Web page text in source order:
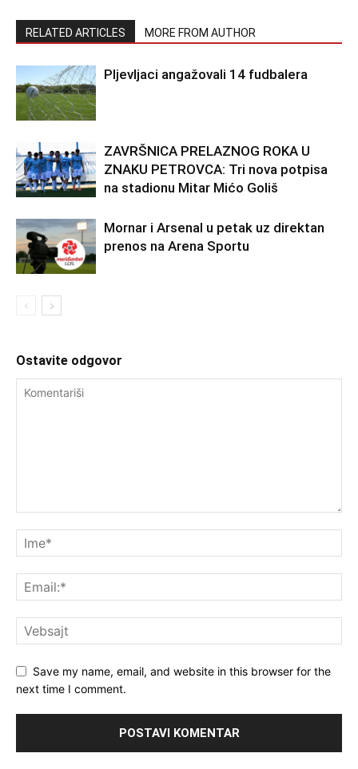
RELATED ARTICLES MORE FROM AUTHOR
Pljevljaci angažovali 14 fudbalera
ZAVRŠNICA PRELAZNOG ROKA U
ZNAKU PETROVCA: Tri nova potpisa
na stadionu Mitar Mićo Goliš
Mornar i Arsenal u petak uz direktan
prenos na Arena Sportu
Ostavite odgovor
Save my name, email, and website in this browser for the
next time I comment.